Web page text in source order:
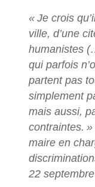
« Je crois
ville, d’une
humanistes
qui parfois
partent pas
simplement
mais aussi,
contraintes. »
maire en
22